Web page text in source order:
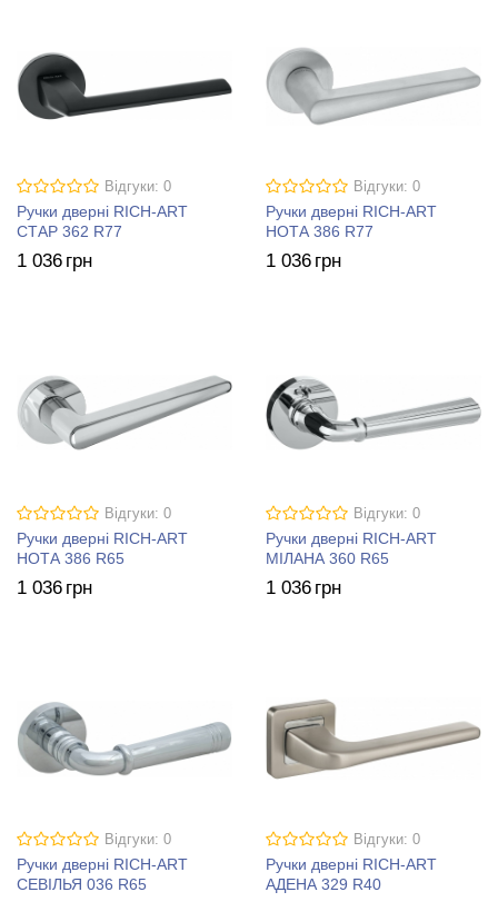
Відгуки: 0
Ручки дверні RICH-ART
СТАР 362 R77
1 036 грн
Відгуки: 0
Ручки дверні RICH-ART
НОТА 386 R77
1 036 грн
Відгуки: 0
Ручки дверні RICH-ART
НОТА 386 R65
1 036 грн
Відгуки: 0
Ручки дверні RICH-ART
МІЛАНА 360 R65
1 036 грн
Відгуки: 0
Ручки дверні RICH-ART
СЕВІЛЬЯ 036 R65
Відгуки: 0
Ручки дверні RICH-ART
АДЕНА 329 R40